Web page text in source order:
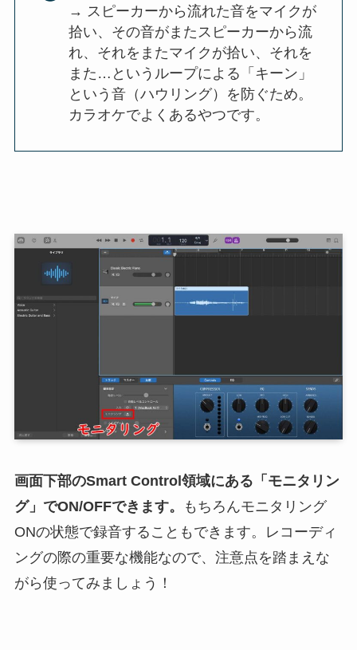
→ スピーカーから流れた音をマイクが
拾い、その音がまたスピーカーから流
れ、それをまたマイクが拾い、それを
また…というループによる「キーン」
という音（ハウリング）を防ぐため。
カラオケでよくあるやつです。
画面下部のSmart Control領域にある「モニタリン
グ」でON/OFFできます。
もちろんモニタリング
ONの状態で録音することもできます。レコーディ
ングの際の重要な機能なので、注意点を踏まえな
がら使ってみましょう！